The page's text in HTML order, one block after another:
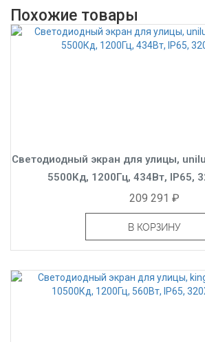
Похожие товары
Светодиодный экран для улицы,
5500Кд, 1200Гц, 434Вт, IP65,
209 291 ₽
В КОРЗИНУ